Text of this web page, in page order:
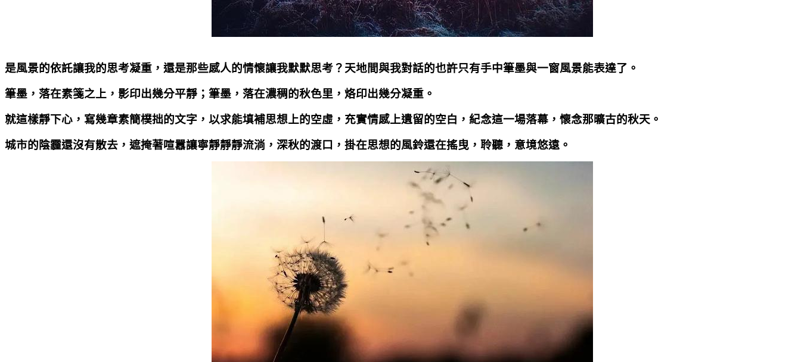
是風景的依託讓我的思考凝重，還是那些感人的情懷讓我默默思考？天地間與我對話的也許只有手中筆墨與一窗風景能表達了。
筆墨，落在素箋之上，影印出幾分平靜；筆墨，落在濃稠的秋色里，烙印出幾分凝重。
就這樣靜下心，寫幾章素簡樸拙的文字，以求能填補思想上的空虛，充實情感上遺留的空白，紀念這一場落幕，懷念那曠古的秋天。
城市的陰霾還沒有散去，遮掩著喧囂讓寧靜靜靜流淌，深秋的渡口，掛在思想的風鈴還在搖曳，聆聽，意境悠遠。